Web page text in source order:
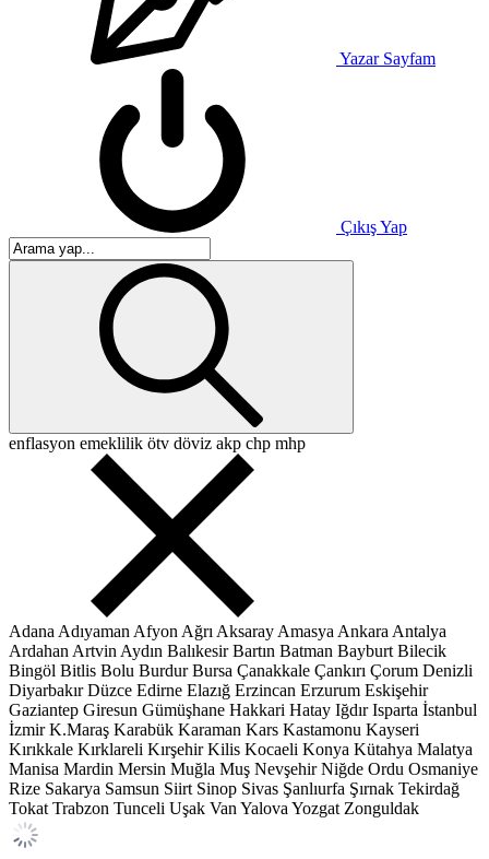
Yazar Sayfam
Çıkış Yap
enflasyon emeklilik ötv döviz akp chp mhp
Adana Adıyaman Afyon Ağrı Aksaray Amasya Ankara Antalya
Ardahan Artvin Aydın Balıkesir Bartın Batman Bayburt Bilecik
Bingöl Bitlis Bolu Burdur Bursa Çanakkale Çankırı Çorum Denizli
Diyarbakır Düzce Edirne Elazığ Erzincan Erzurum Eskişehir
Gaziantep Giresun Gümüşhane Hakkari Hatay Iğdır Isparta İstanbul
İzmir K.Maraş Karabük Karaman Kars Kastamonu Kayseri
Kırıkkale Kırklareli Kırşehir Kilis Kocaeli Konya Kütahya Malatya
Manisa Mardin Mersin Muğla Muş Nevşehir Niğde Ordu Osmaniye
Rize Sakarya Samsun Siirt Sinop Sivas Şanlıurfa Şırnak Tekirdağ
Tokat Trabzon Tunceli Uşak Van Yalova Yozgat Zonguldak